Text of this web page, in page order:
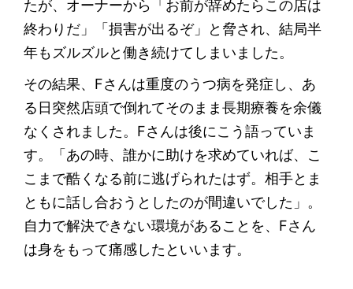
たが、オーナーから「お前が辞めたらこの店は
終わりだ」「損害が出るぞ」と脅され、結局半
年もズルズルと働き続けてしまいました。
その結果、Fさんは重度のうつ病を発症し、あ
る日突然店頭で倒れてそのまま長期療養を余儀
なくされました。Fさんは後にこう語っていま
す。「あの時、誰かに助けを求めていれば、こ
こまで酷くなる前に逃げられたはず。相手とま
ともに話し合おうとしたのが間違いでした」。
自力で解決できない環境があることを、Fさん
は身をもって痛感したといいます。